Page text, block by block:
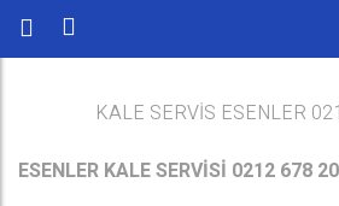
KALE SERVİS ESENLER
ESENLER KALE SERVİSİ 0212 678